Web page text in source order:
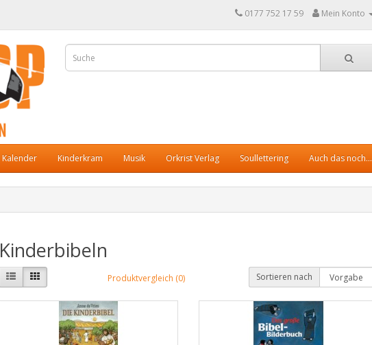
0177 752 17 59 Mein Konto
Kalender Kinderkram Musik Orkrist Verlag Soullettering Auch das noch...
Kinderbibeln
Produktvergleich (0) Sortieren nach